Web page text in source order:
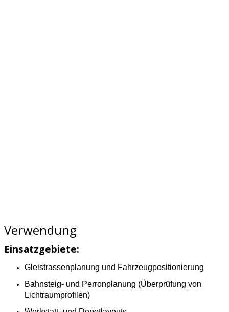
Verwendung
Einsatzgebiete:
Gleistrassenplanung und Fahrzeugpositionierung
Bahnsteig- und Perronplanung (Überprüfung von
Lichtraumprofilen)